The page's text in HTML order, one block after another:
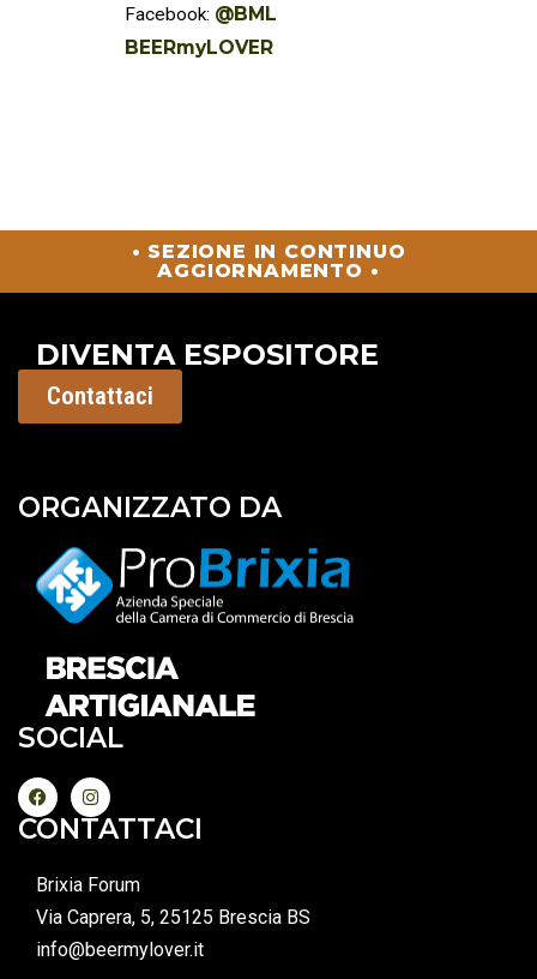
Facebook: @BML
BEERmyLOVER
• SEZIONE IN CONTINUO
AGGIORNAMENTO •
DIVENTA ESPOSITORE
Contattaci
ORGANIZZATO DA
SOCIAL
CONTATTACI
Brixia Forum
Via Caprera, 5, 25125 Brescia BS
info@beermylover.it